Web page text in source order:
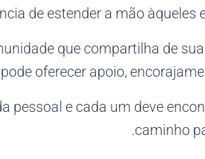
de estender a mão àqueles
que compartilha de
pode oferecer apoio,
pessoal e cada um deve
caminho